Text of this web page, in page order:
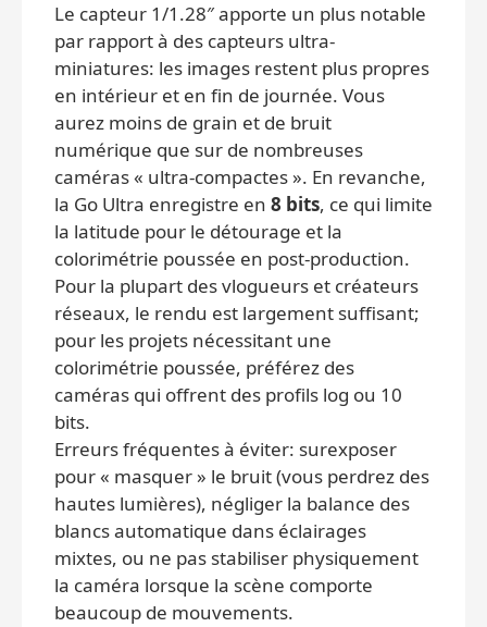
Le capteur 1/1.28″ apporte un plus notable
par rapport à des capteurs ultra-
miniatures: les images restent plus propres
en intérieur et en fin de journée. Vous
aurez moins de grain et de bruit
numérique que sur de nombreuses
caméras « ultra-compactes ». En revanche,
la Go Ultra enregistre en 8 bits, ce qui limite
la latitude pour le détourage et la
colorimétrie poussée en post-production.
Pour la plupart des vlogueurs et créateurs
réseaux, le rendu est largement suffisant;
pour les projets nécessitant une
colorimétrie poussée, préférez des
caméras qui offrent des profils log ou 10
bits.
Erreurs fréquentes à éviter: surexposer
pour « masquer » le bruit (vous perdrez des
hautes lumières), négliger la balance des
blancs automatique dans éclairages
mixtes, ou ne pas stabiliser physiquement
la caméra lorsque la scène comporte
beaucoup de mouvements.